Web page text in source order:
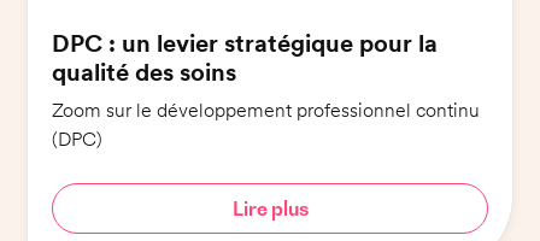
DPC : un levier stratégique pour la
qualité des soins
Zoom sur le développement professionnel continu
(DPC)
Lire plus